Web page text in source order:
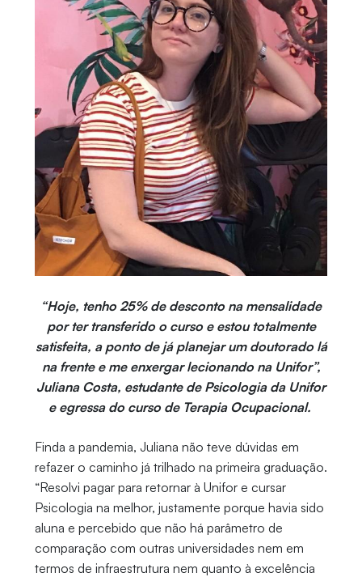
“Hoje, tenho 25% de desconto na mensalidade
por ter transferido o curso e estou totalmente
satisfeita, a ponto de já planejar um doutorado lá
na frente e me enxergar lecionando na Unifor”,
Juliana Costa, estudante de Psicologia da Unifor
e egressa do curso de Terapia Ocupacional.
Finda a pandemia, Juliana não teve dúvidas em
refazer o caminho já trilhado na primeira graduação.
“Resolvi pagar para retornar à Unifor e cursar
Psicologia na melhor, justamente porque havia sido
aluna e percebido que não há parâmetro de
comparação com outras universidades nem em
termos de infraestrutura nem quanto à excelência